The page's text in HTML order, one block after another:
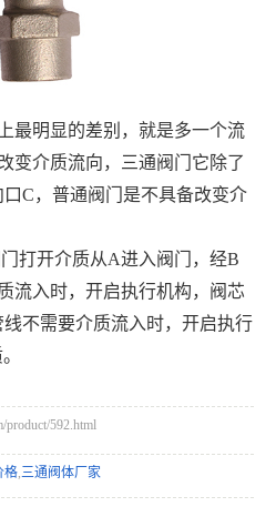
最明显的差别，就是多一个流
变介质流向，三通阀门它除了
C，普通阀门是不具备改变介
打开介质从A进入阀门，经B
流入时，开启执行机构，阀芯
不需要介质流入时，开启执行
592.html
格,三通阀体厂家